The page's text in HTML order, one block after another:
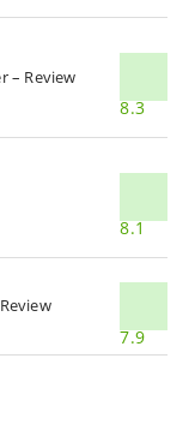
– Review
8.3
8.1
7.9